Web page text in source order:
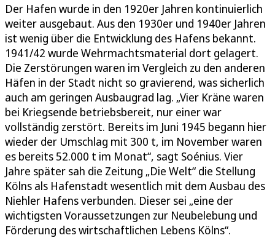
Der Hafen wurde in den 1920er Jahren kontinuierlich
weiter ausgebaut. Aus den 1930er und 1940er Jahren
ist wenig über die Entwicklung des Hafens bekannt.
1941/42 wurde Wehrmachtsmaterial dort gelagert.
Die Zerstörungen waren im Vergleich zu den anderen
Häfen in der Stadt nicht so gravierend, was sicherlich
auch am geringen Ausbaugrad lag. „Vier Kräne waren
bei Kriegsende betriebsbereit, nur einer war
vollständig zerstört. Bereits im Juni 1945 begann hier
wieder der Umschlag mit 300 t, im November waren
es bereits 52.000 t im Monat“, sagt Soénius. Vier
Jahre später sah die Zeitung „Die Welt“ die Stellung
Kölns als Hafenstadt wesentlich mit dem Ausbau des
Niehler Hafens verbunden. Dieser sei „eine der
wichtigsten Voraussetzungen zur Neubelebung und
Förderung des wirtschaftlichen Lebens Kölns“.